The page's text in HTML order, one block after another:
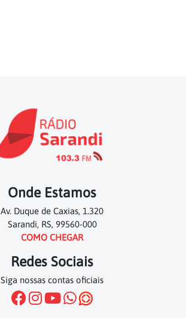
Onde Estamos
Av. Duque de Caxias, 1.320
Sarandi, RS, 99560-000
COMO CHEGAR
Redes Sociais
Siga nossas contas oficiais